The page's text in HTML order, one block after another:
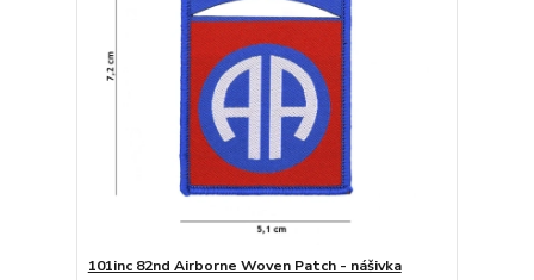
101inc 82nd Airborne Woven Patch - nášivka